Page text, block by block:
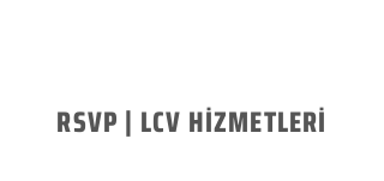
RSVP | LCV HİZMETLERİ